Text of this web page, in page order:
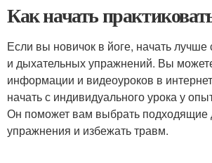
Как начать
Если вы новичок в йоге, начать лучше
и дыхательных упражнений. Вы
информации и видеоуроков в
начать с индивидуального урока у
Он поможет вам выбрать подходящие
упражнения и избежать травм.